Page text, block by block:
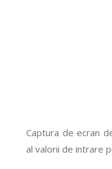
Captura de ecran
al valorii de intrare